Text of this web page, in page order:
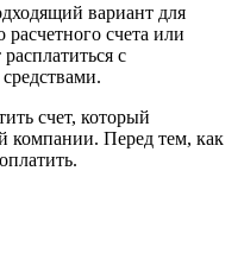
вариант для
счета или
с
счет, который
компании. Перед тем, как